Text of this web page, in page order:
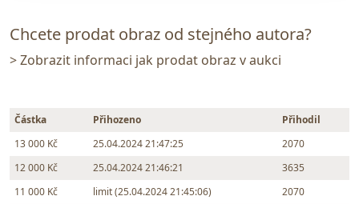
Chcete prodat obraz od stejného autora?
> Zobrazit informaci jak prodat obraz v aukci
Částka Přihozeno
Přihodil
13 000 Kč
25.04.2024 21:47:25
2070
12 000 Kč
25.04.2024 21:46:21
3635
11 000 Kč
limit (25.04.2024 21:45:06)
2070